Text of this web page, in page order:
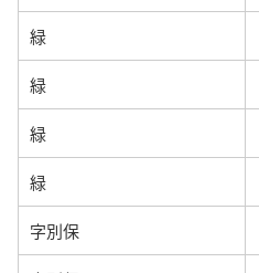
緑
緑
緑
緑
字別保